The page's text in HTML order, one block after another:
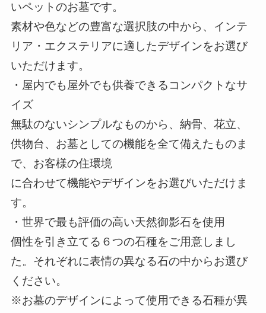
いペットのお墓です。
素材や色などの豊富な選択肢の中から、インテ
リア・エクステリアに適したデザインをお選び
いただけます。
・屋内でも屋外でも供養できるコンパクトなサ
イズ
無駄のないシンプルなものから、納骨、花立、
供物台、お墓としての機能を全て備えたものま
で、お客様の住環境
に合わせて機能やデザインをお選びいただけま
す。
・世界で最も評価の高い天然御影石を使用
個性を引き立てる６つの石種をご用意しまし
た。それぞれに表情の異なる石の中からお選び
ください。
※お墓のデザインによって使用できる石種が異